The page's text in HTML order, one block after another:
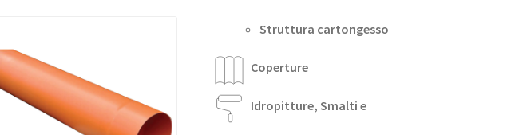
Struttura cartongesso
Coperture
Idropitture, Smalti e